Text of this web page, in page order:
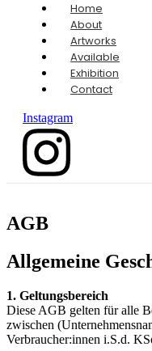
Home
About
Artworks
Available
Exhibition
Contact
Instagram
AGB
Allgemeine
1. Geltungsbereich
Diese AGB gelten für alle
zwischen
Verbraucher:innen i.S.d.